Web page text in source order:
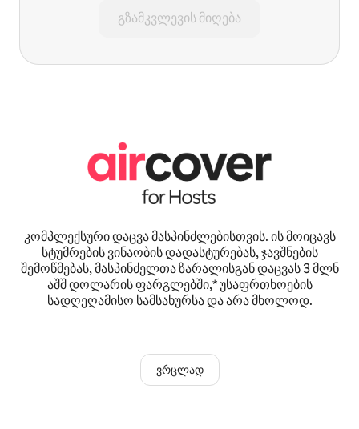
გზამკვლევის მიღება
კომპლექსური დაცვა მასპინძლებისთვის. ის მოიცავს
სტუმრების ვინაობის დადასტურებას, ჯავშნების
შემოწმებას, მასპინძელთა ზარალისგან დაცვას 3 მლნ
აშშ დოლარის ფარგლებში,* უსაფრთხოების
სადღეღამისო სამსახურსა და არა მხოლოდ.
ვრცლად